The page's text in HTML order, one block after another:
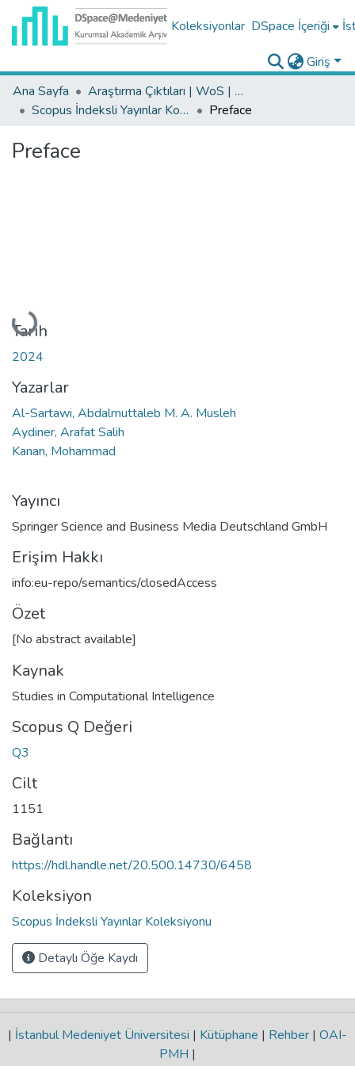
Koleksiyonlar DSpace İçeriği
Giriş
Ana Sayfa
Araştırma Çıktıları | WoS | Scopus | TR-Dizin | PubMed
Scopus İndeksli Yayınlar Koleksiyonu
Preface
Preface
Yükleniyor...
Tarih
2024
Yazarlar
Al-Sartawi, Abdalmuttaleb M. A. Musleh
Aydiner, Arafat Salih
Kanan, Mohammad
Yayıncı
Springer Science and Business Media Deutschland GmbH
Erişim Hakkı
info:eu-repo/semantics/closedAccess
Özet
[No abstract available]
Kaynak
Studies in Computational Intelligence
Scopus Q Değeri
Q3
Cilt
1151
Bağlantı
https://hdl.handle.net/20.500.14730/6458
Koleksiyon
Scopus İndeksli Yayınlar Koleksiyonu
Detaylı Öğe Kaydı
| İstanbul Medeniyet Üniversitesi | Kütüphane | Rehber | OAI-
PMH |